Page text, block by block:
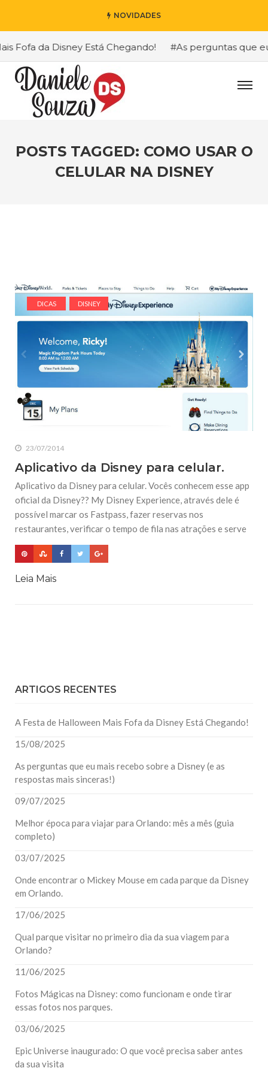
NOVIDADES
da Disney Está Chegando! #As perguntas que eu
POSTS TAGGED: COMO USAR O
CELULAR NA DISNEY
DICAS DISNEY
23/07/2014
Aplicativo da Disney para celular.
Aplicativo da Disney para celular. Vocês conhecem esse app
oficial da Disney?? My Disney Experience, através dele é
possível marcar os Fastpass, fazer reservas nos
restaurantes, verificar o tempo de fila nas atrações e serve
Leia Mais
ARTIGOS RECENTES
A Festa de Halloween Mais Fofa da Disney Está Chegando!
15/08/2025
As perguntas que eu mais recebo sobre a Disney (e as
respostas mais sinceras!)
09/07/2025
Melhor época para viajar para Orlando: mês a mês (guia
completo)
03/07/2025
Onde encontrar o Mickey Mouse em cada parque da Disney
em Orlando.
17/06/2025
Qual parque visitar no primeiro dia da sua viagem para
Orlando?
11/06/2025
Fotos Mágicas na Disney: como funcionam e onde tirar
essas fotos nos parques.
03/06/2025
Epic Universe inaugurado: O que você precisa saber antes
da sua visita